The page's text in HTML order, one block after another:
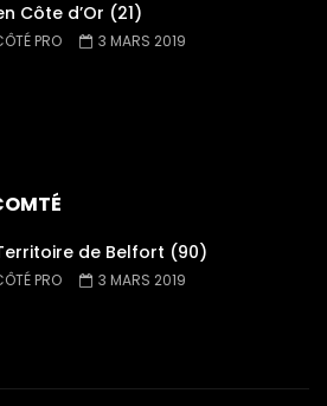
Côte d’Or (21)
PRO 3 MARS 2019
de Belfort (90)
PRO 3 MARS 2019